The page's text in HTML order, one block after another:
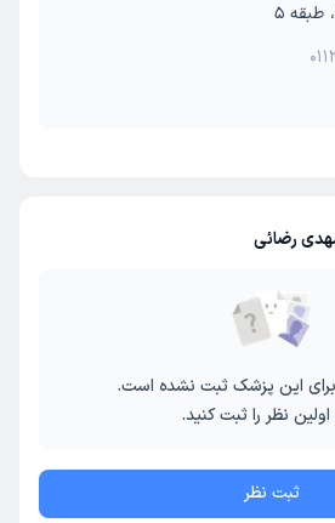
رضائی
این پزشک ثبت نشده است.
نظر را ثبت کنید.
ثبت نظر